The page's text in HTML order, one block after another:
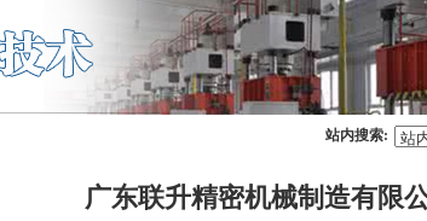
站内搜索:
广东联升精密机械制造有限